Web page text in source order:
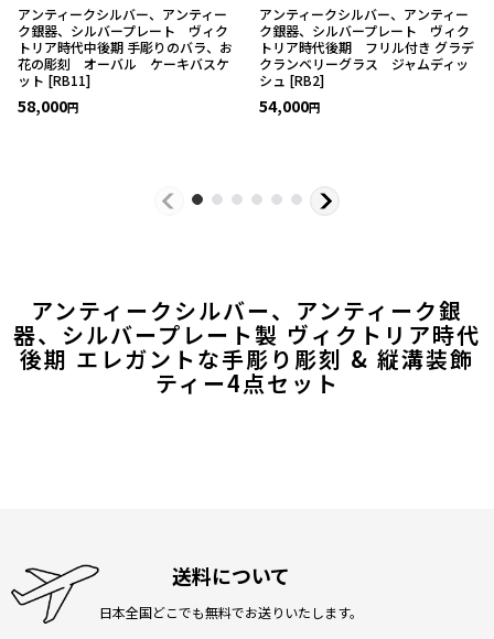
アンティークシルバー、アンティーク銀
器、シルバープレート製 ヴィクトリア時代
後期 エレガントな手彫り彫刻 & 縦溝装飾
ティー4点セット
アンティークシルバー、アンティー
ク銀器、シルバープレート ヴィク
トリア時代中後期 手彫りのバラ、お
花の彫刻 オーバル ケーキバスケ
ット [RB11]
58,000円
アンティークシルバー、アンティー
ク銀器、シルバープレート ヴィク
トリア時代後期 フリル付き グラデ
クランベリーグラス ジャムディッ
シュ [RB2]
54,000円
送料について
日本全国どこでも無料でお送りいたします。